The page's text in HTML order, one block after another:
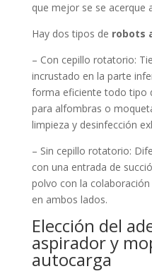
que mejor se se acerque
Hay dos tipos de robots
– Con cepillo rotatorio:
incrustado en la parte
forma eficiente todo tipo
para alfombras o
limpieza y desinfección
– Sin cepillo rotatorio:
con una entrada de
polvo con la
en ambos lados.
Elección del
aspirador y
autocarga